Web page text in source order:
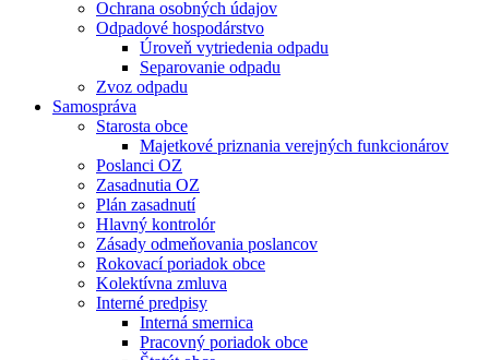
Ochrana osobných údajov
Odpadové hospodárstvo
Úroveň vytriedenia odpadu
Separovanie odpadu
Zvoz odpadu
Samospráva
Starosta obce
Majetkové priznania verejných funkcionárov
Poslanci OZ
Zasadnutia OZ
Plán zasadnutí
Hlavný kontrolór
Zásady odmeňovania poslancov
Rokovací poriadok obce
Kolektívna zmluva
Interné predpisy
Interná smernica
Pracovný poriadok obce